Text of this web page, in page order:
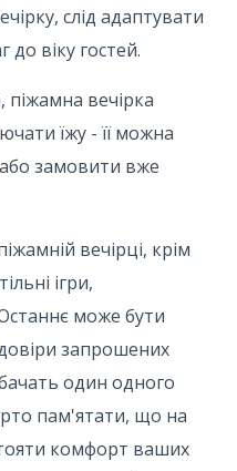
слід адаптувати
до віку гостей.
піжамна вечірка
їжу - її можна
замовити вже
вечірці, крім
ігри,
Останнє може бути
запрошених
один одного
пам'ятати, що на
комфорт ваших